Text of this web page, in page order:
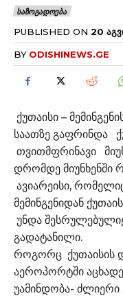
ᲡᲐᲖᲝᲒᲐᲓᲝᲔᲑᲐ
PUBLISHED ON 20
BY ODISHINEWS.GE
ქუთაისი –
საათზე გაფრინდა
თვითმფრინავი
დრომდე მიუნხენში
ავიარეისი,
მემინგენიდან
უნდა
გადატანილი.
როგორც ქუთაისის
აეროპორტში
უამინდობა- ძლიერი